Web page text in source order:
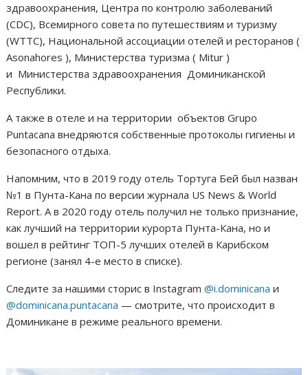
здравоохранения, Центра по контролю заболеваний
(CDC), Всемирного совета по путешествиям и туризму
(WTTC), Национальной ассоциации отелей и ресторанов (
Asonahores ), Министерства туризма ( Mitur )
и Министерства здравоохранения Доминиканской
Республики.
А также в отеле и на территории объектов Grupo
Puntacana внедряются собственные протоколы гигиены и
безопасного отдыха.
Напомним, что в 2019 году отель Тортуга Бей был назван
№1 в Пунта-Кана по версии журнала US News & World
Report. А в 2020 году отель получил не только признание,
как лучший на территории курорта Пунта-Кана, но и
вошел в рейтинг ТОП-5 лучших отелей в Карибском
регионе (занял 4-е место в списке).
Следите за нашими сторис в Instagram@i.dominicana и
@dominicana.puntacana — смотрите, что происходит в
Доминикане в режиме реального времени.